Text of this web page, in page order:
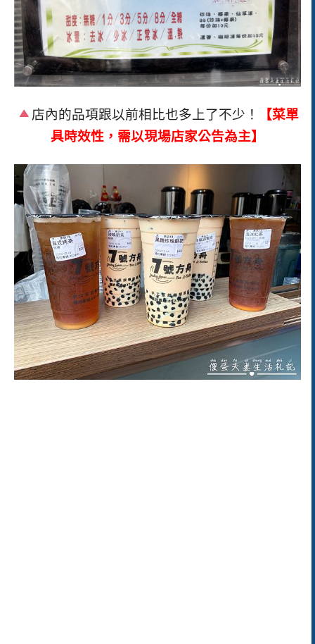
店內的品項跟以前相比也多上了不少！
【菜單
具時效性，需以現場店家公告為主】